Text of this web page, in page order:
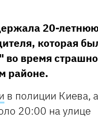
20-
которая
во время
районе.
в полиции Киева,
20:00 на улице